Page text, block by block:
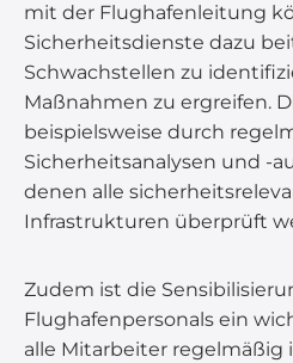
mit der Flughafenleitung
Sicherheitsdienste dazu
Schwachstellen zu
Maßnahmen zu ergreifen.
beispielsweise durch
Sicherheitsanalysen und -
denen alle
Infrastrukturen überprüft
Zudem ist die
Flughafenpersonals ein
alle Mitarbeiter regelmäßig